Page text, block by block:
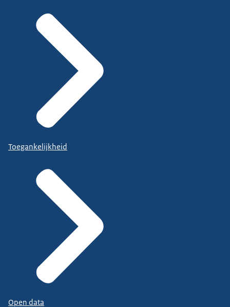
Toegankelijkheid
Open data